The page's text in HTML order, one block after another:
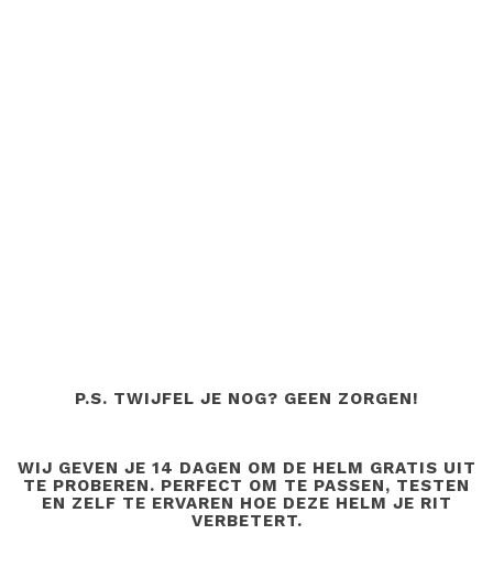
P.S. TWIJFEL JE NOG? GEEN ZORGEN!
WIJ GEVEN JE 14 DAGEN OM DE HELM GRATIS UIT
TE PROBEREN. PERFECT OM TE PASSEN, TESTEN
EN ZELF TE ERVAREN HOE DEZE HELM JE RIT
VERBETERT.